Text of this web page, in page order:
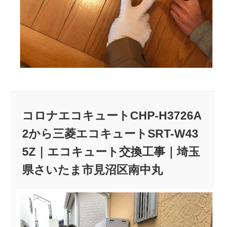
コロナエコキュートCHP-H3726A
2から三菱エコキュートSRT-W43
5Z｜エコキュート交換工事｜埼玉
県さいたま市見沼区南中丸